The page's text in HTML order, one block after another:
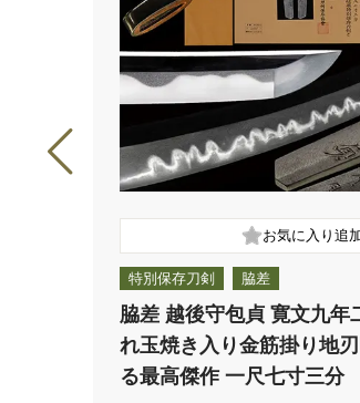
特別保存刀剣 脇差
脇差 越後守包貞 寛文九年
れ玉焼き入り金筋掛り地
る最高傑作 一尺七寸三分